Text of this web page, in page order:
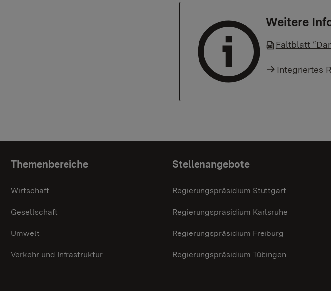
Weitere
Faltblatt
Integriertes
Themenübersicht
Themenbereiche
Wirtschaft
Gesellschaft
Umwelt
Verkehr und Infrastruktur
Stellenangebote
Regierungspräsidium Stuttgart
Regierungspräsidium Karlsruhe
Regierungspräsidium Freiburg
Regierungspräsidium Tübingen